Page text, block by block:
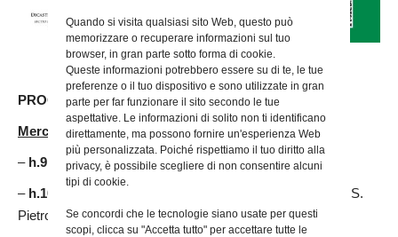
Quando si visita qualsiasi sito Web, questo può
memorizzare o recuperare informazioni sul tuo
browser, in gran parte sotto forma di cookie.
Queste informazioni potrebbero essere su di te, le tue
preferenze o il tuo dispositivo e sono utilizzate in gran
parte per far funzionare il sito secondo le tue
aspettative. Le informazioni di solito non ti identificano
direttamente, ma possono fornire un'esperienza Web
più personalizzata. Poiché rispettiamo il tuo diritto alla
privacy, è possibile scegliere di non consentire alcuni
tipi di cookie.
Se concordi che le tecnologie siano usate per questi
scopi, clicca su "Accetta tutto" per accettare tutte le
PROGRAMMA
Mercoledì 25 giugno
– h.9.30 : Ritrovo nel Braccio di Costantino
–h.10.00
: Pellegrinaggio alla Porta Santa della Basilica di S.
Pietro